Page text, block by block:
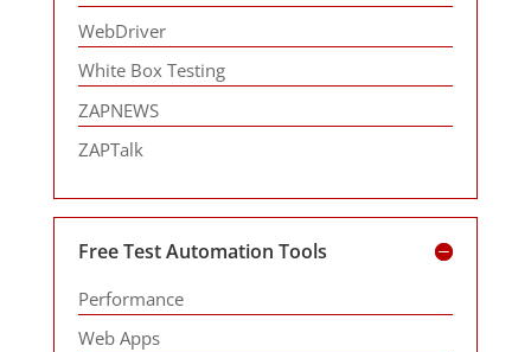
WebDriver
White Box Testing
ZAPNEWS
ZAPTalk
Free Test Automation Tools
Performance
Web Apps